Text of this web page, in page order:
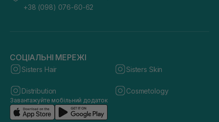
+38 (098) 076-60-62
СОЦІАЛЬНІ МЕРЕЖІ
Sisters Hair Sisters Skin
Distribution Cosmetology
Завантажуйте мобільний додаток